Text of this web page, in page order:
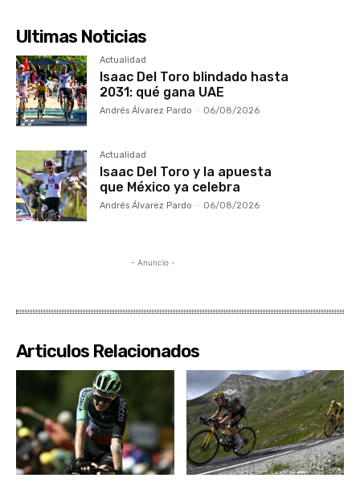
Ultimas Noticias
Actualidad
Isaac Del Toro blindado hasta
2031: qué gana UAE
Andrés Álvarez Pardo - 06/08/2026
Actualidad
Isaac Del Toro y la apuesta
que México ya celebra
Andrés Álvarez Pardo - 06/08/2026
- Anuncio -
Articulos Relacionados